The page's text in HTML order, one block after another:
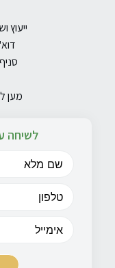
ייעוץ
מען
לשיחה